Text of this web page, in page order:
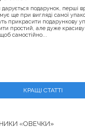
дарується подарунок, перші
ще при вигляді самої
прикрасити подарункову
простий, але дуже красиву
самостійно...
КРАЩІ СТАТТІ
«ОВЕЧКИ»